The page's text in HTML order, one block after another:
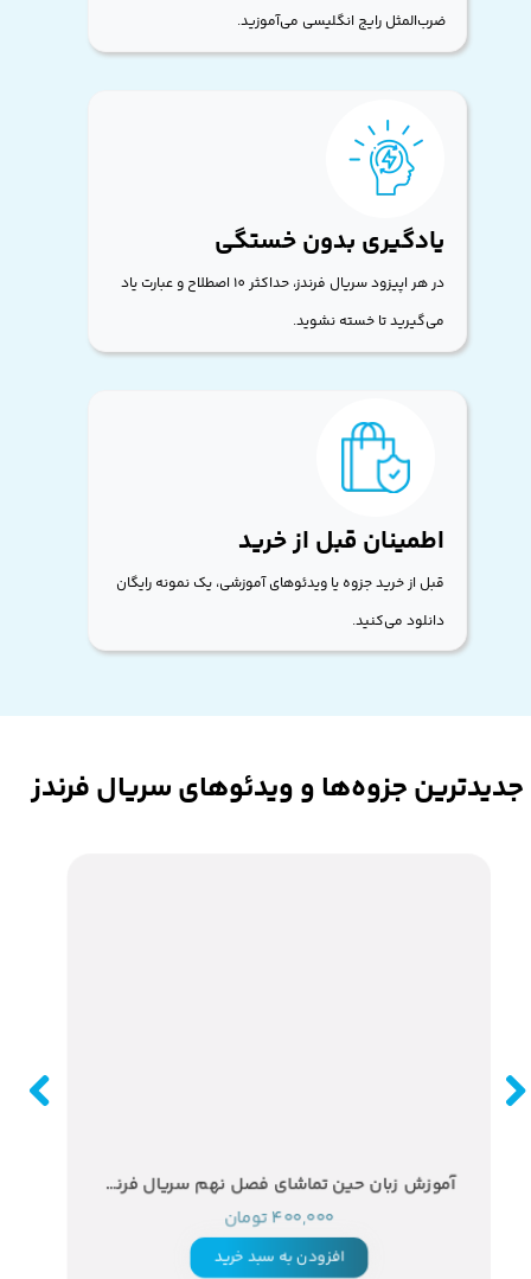
ضرب‌المثل رایج انگلیسی می‌آموزید.
یادگیری بدون خستگی
در هر اپیزود سریال فرندز، حداکثر 10 اصطلاح و عبارت یاد
می‌گیرید تا خسته نشوید.
اطمینان قبل از خرید
قبل از خرید جزوه یا ویدئوهای آموزشی، یک نمونه رایگان
دانلود می‌کنید.
آموزش زبان حین تماشای فصل نهم سریال فرندز + دو زیرنویس انگلیسی و فارسی چسبیده
۴۰۰,۰۰۰ تومان
افزودن به سبد خرید
جدیدترین جزوه‌ها و ویدئوهای سریال فرندز